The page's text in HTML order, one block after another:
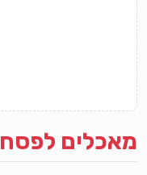
מאכלים לפסח